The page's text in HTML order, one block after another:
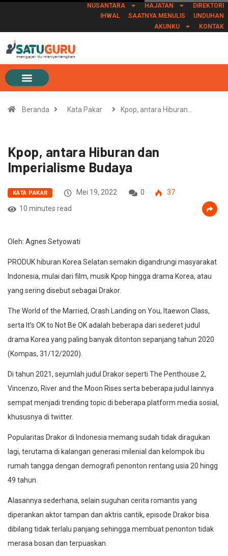
NUSANTARA HAJATAN
DIREKTORI
IHWAL
SAATNYA MENULIS
UNDUHAN
AKUNKU
KONTAK
Beranda Kata Pakar Kpop, antara Hiburan…
Kpop, antara Hiburan dan
Imperialisme Budaya
KATA PAKAR Mei 19, 2022 0
37
10 minutes read
Oleh: Agnes Setyowati
PRODUK hiburan Korea Selatan semakin digandrungi masyarakat
Indonesia, mulai dari film, musik Kpop hingga drama Korea, atau
yang sering disebut sebagai Drakor.
The World of the Married, Crash Landing on You, Itaewon Class,
serta It’s OK to Not Be OK adalah beberapa dari sederet judul
drama Korea yang paling banyak ditonton sepanjang tahun 2020
(Kompas, 31/12/2020).
Di tahun 2021, sejumlah judul Drakor seperti The Penthouse 2,
Vincenzo, River and the Moon Rises serta beberapa judul lainnya
sempat menjadi trending topic di beberapa platform media sosial,
khususnya di twitter.
Popularitas Drakor di Indonesia memang sudah tidak diragukan
lagi, terutama di kalangan generasi milenial dan kelompok ibu
rumah tangga dengan demografi penonton rentang usia 20 hingg
49 tahun.
Alasannya sederhana, selain suguhan cerita romantis yang
diperankan aktor tampan dan aktris cantik, episode Drakor bisa
dibilang tidak terlalu panjang sehingga membuat penonton tidak
merasa bosan dan terpuaskan.